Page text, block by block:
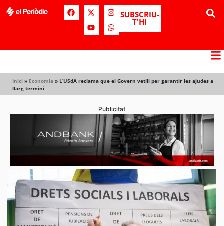
SUBSCRIU-
T'HI
Inici » Economia » L’USdA reclama que el Govern vetlli per garantir les ajudes a
llarg termini
Publicitat